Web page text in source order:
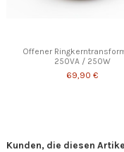
Offener
250VA / 250W
69,90 €
Kunden, die diesen